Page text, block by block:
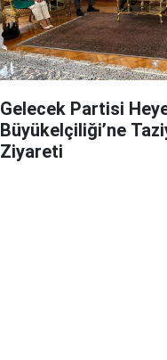
Gelecek Partisi
Büyükelçiliği’ne
Ziyareti